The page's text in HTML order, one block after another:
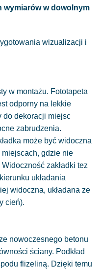
wymiarów w dowolnym
wizualizacji i
w montażu. Fototapeta
odporny na lekkie
do dekoracji miejsc
zabrudzenia.
może być widoczna
gdzie nie
zakładki tez
układania
widoczna, układana ze
cień).
nowoczesnego betonu
ściany. Podkład
flizeliną. Dzięki temu